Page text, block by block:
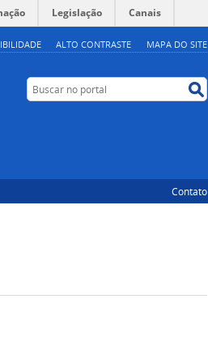
ALTO CONTRASTE MAPA DO SITE
Legislação Canais
Buscar no portal
Contato